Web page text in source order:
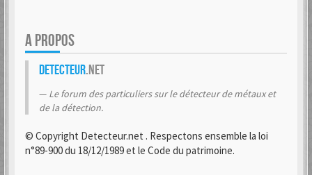
A PROPOS
Detecteur.net
Le forum des particuliers sur le détecteur de métaux et
de la détection.
© Copyright Detecteur.net . Respectons ensemble la loi
n°89-900 du 18/12/1989 et le Code du patrimoine.